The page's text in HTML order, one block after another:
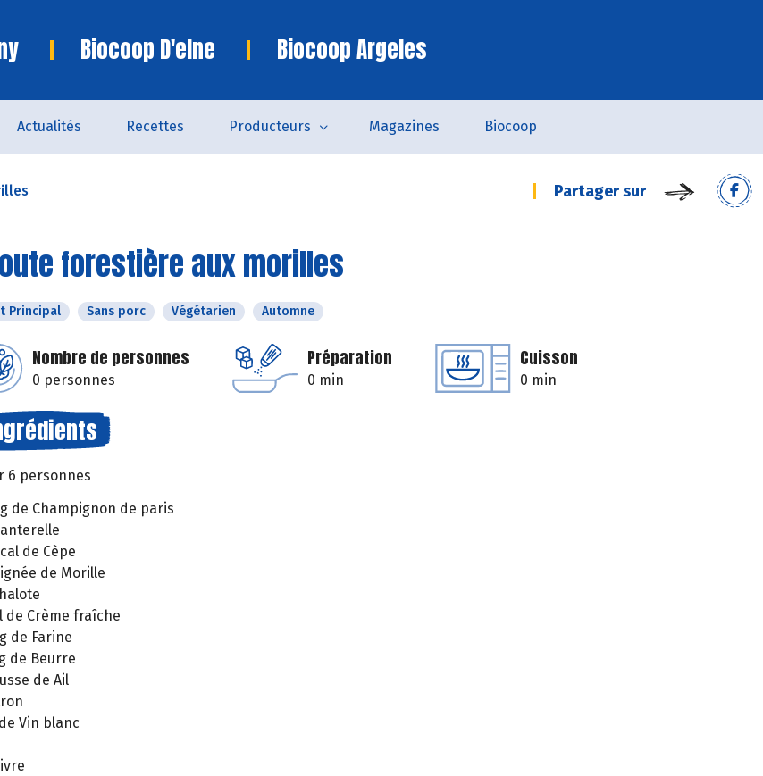
Biocoop D'elne Biocoop Argeles
Actualités Recettes Producteurs Magazines Biocoop
Partager sur
forestière aux morilles
Principal Sans porc Végétarien Automne
Nombre de personnes
0 personnes
Préparation
0 min
Cuisson
0 min
6 personnes
de Champignon de paris
de Cèpe
de Morille
de Crème fraîche
de Farine
de Beurre
de Ail
Vin blanc